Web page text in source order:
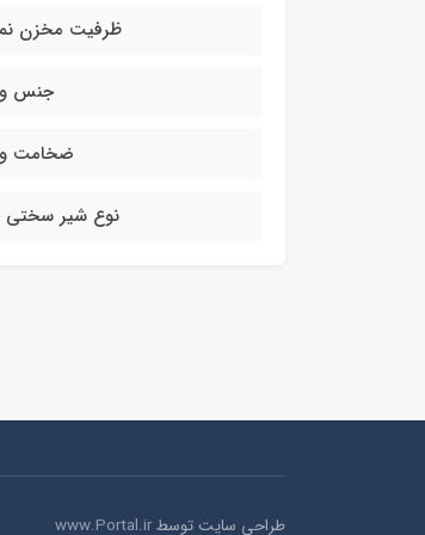
ظرفیت مخزن
جنس
ضخامت
نوع شیر سختی
طراحی سایت توسطwww.Portal.ir